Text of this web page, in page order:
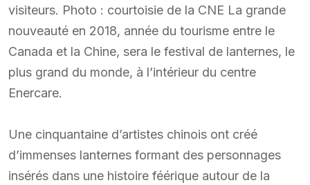
visiteurs. Photo : courtoisie de la CNE La grande
nouveauté en 2018, année du tourisme entre le
Canada et la Chine, sera le festival de lanternes, le
plus grand du monde, à l’intérieur du centre
Enercare.
Une cinquantaine d’artistes chinois ont créé
d’immenses lanternes formant des personnages
insérés dans une histoire féérique autour de la